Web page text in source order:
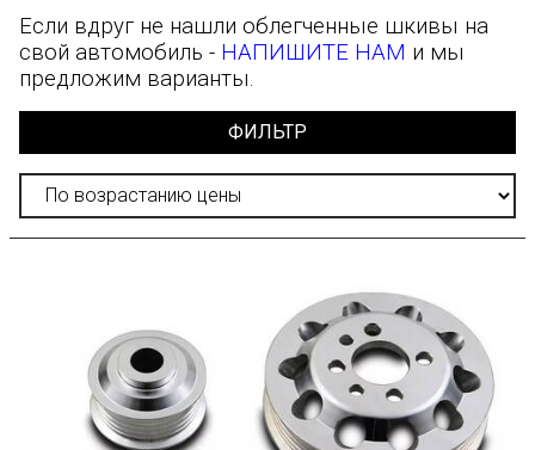
Если вдруг не нашли облегченные шкивы на
свой автомобиль - НАПИШИТЕ НАМ и мы
предложим варианты.
ФИЛЬТР